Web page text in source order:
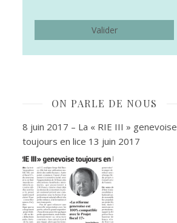
ON PARLE DE NOUS
8 juin 2017 – La « RIE III » genevoise
toujours en lice 13 juin 2017